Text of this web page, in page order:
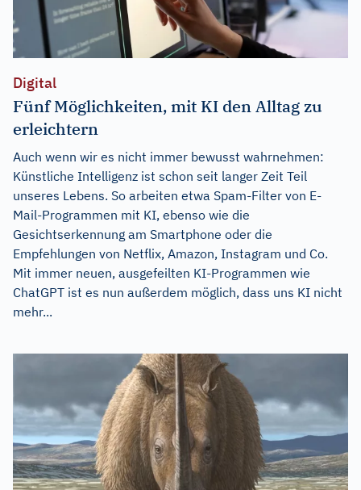
Digital
Fünf Möglichkeiten, mit KI den Alltag zu
erleichtern
Auch wenn wir es nicht immer bewusst wahrnehmen:
Künstliche Intelligenz ist schon seit langer Zeit Teil
unseres Lebens. So arbeiten etwa Spam-Filter von E-
Mail-Programmen mit KI, ebenso wie die
Gesichtserkennung am Smartphone oder die
Empfehlungen von Netflix, Amazon, Instagram und Co.
Mit immer neuen, ausgefeilten KI-Programmen wie
ChatGPT ist es nun außerdem möglich, dass uns KI nicht
mehr...